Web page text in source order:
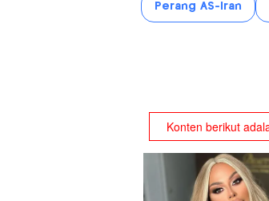
Perang AS-Iran